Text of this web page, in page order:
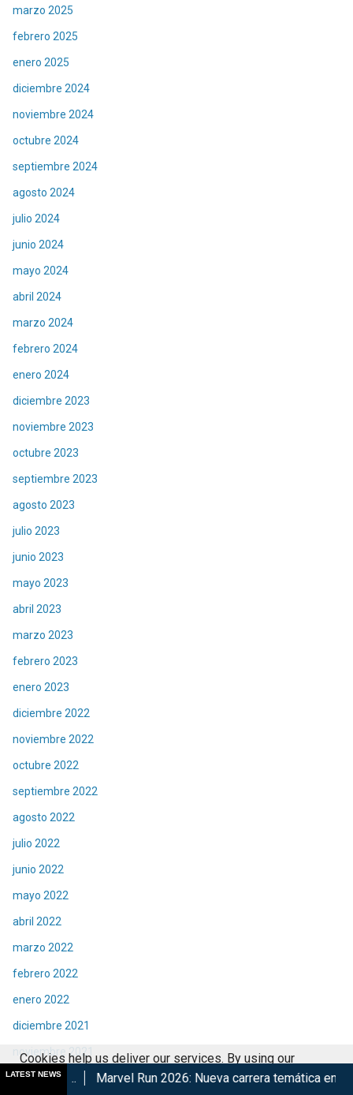
marzo 2025
febrero 2025
enero 2025
diciembre 2024
noviembre 2024
octubre 2024
septiembre 2024
agosto 2024
julio 2024
junio 2024
mayo 2024
abril 2024
marzo 2024
febrero 2024
enero 2024
diciembre 2023
noviembre 2023
octubre 2023
septiembre 2023
agosto 2023
julio 2023
junio 2023
mayo 2023
abril 2023
marzo 2023
febrero 2023
enero 2023
diciembre 2022
noviembre 2022
octubre 2022
septiembre 2022
agosto 2022
julio 2022
junio 2022
mayo 2022
abril 2022
marzo 2022
febrero 2022
enero 2022
diciembre 2021
noviembre 2021
octubre 2021
LATEST NEWS
Marvel Run 2026: Nueva carrera temática en CDMX Retorna
Cookies help us deliver our services. By using our
services, you agree to our use of cookies.
Got it